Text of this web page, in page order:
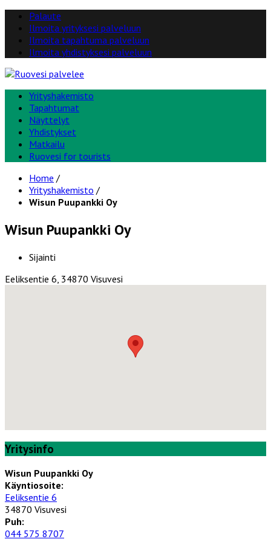
Palaute
Ilmoita yrityksesi palveluun
Ilmoita tapahtuma palveluun
Ilmoita yhdistyksesi palveluun
Yrityshakemisto
Tapahtumat
Näyttelyt
Yhdistykset
Matkailu
Ruovesi for tourists
Home /
Yrityshakemisto /
Wisun Puupankki Oy
Wisun Puupankki Oy
Sijainti
Eeliksentie 6, 34870 Visuvesi
Yritysinfo
Wisun Puupankki Oy
Käyntiosoite:
Eeliksentie 6
34870 Visuvesi
Puh:
044 575 8707